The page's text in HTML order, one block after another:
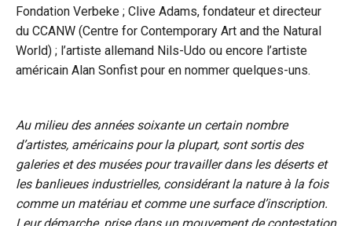
Fondation Verbeke ; Clive Adams, fondateur et directeur
du CCANW (Centre for Contemporary Art and the Natural
World) ; l’artiste allemand Nils-Udo ou encore l’artiste
américain Alan Sonfist pour en nommer quelques-uns.
Au milieu des années soixante un certain nombre
d’artistes, américains pour la plupart, sont sortis des
galeries et des musées pour travailler dans les déserts et
les banlieues industrielles, considérant la nature à la fois
comme un matériau et comme une surface d’inscription.